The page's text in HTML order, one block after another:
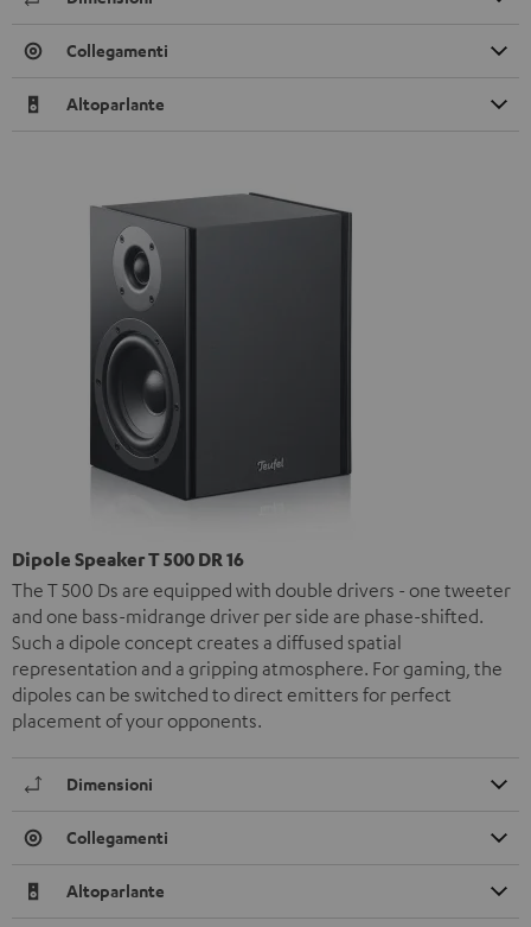
Collegamenti
Altoparlante
Dipole Speaker T 500 DR 16
The T 500 Ds are equipped with double drivers - one tweeter
and one bass-midrange driver per side are phase-shifted.
Such a dipole concept creates a diffused spatial
representation and a gripping atmosphere. For gaming, the
dipoles can be switched to direct emitters for perfect
placement of your opponents.
Dimensioni
Collegamenti
Altoparlante